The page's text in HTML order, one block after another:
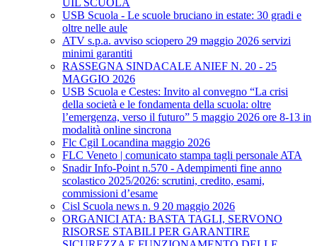
UIL SCUOLA
USB Scuola - Le scuole bruciano in estate: 30 gradi e
oltre nelle aule
ATV s.p.a. avviso sciopero 29 maggio 2026 servizi
minimi garantiti
RASSEGNA SINDACALE ANIEF N. 20 - 25
MAGGIO 2026
USB Scuola e Cestes: Invito al convegno “La crisi
della società e le fondamenta della scuola: oltre
l’emergenza, verso il futuro” 5 maggio 2026 ore 8-13 in
modalità online sincrona
Flc Cgil Locandina maggio 2026
FLC Veneto | comunicato stampa tagli personale ATA
Snadir Info-Point n.570 - Adempimenti fine anno
scolastico 2025/2026: scrutini, credito, esami,
commissioni d’esame
Cisl Scuola news n. 9 20 maggio 2026
ORGANICI ATA: BASTA TAGLI, SERVONO
RISORSE STABILI PER GARANTIRE